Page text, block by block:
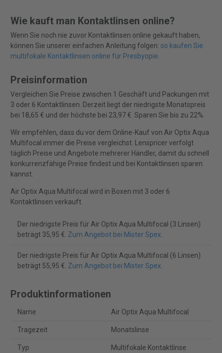
Wie kauft man Kontaktlinsen online?
Wenn Sie noch nie zuvor Kontaktlinsen online gekauft haben,
können Sie unserer einfachen Anleitung folgen: so kaufen Sie
multifokale Kontaktlinsen online für Presbyopie.
Preisinformation
Vergleichen Sie Preise zwischen 1 Geschäft und Packungen mit
3 oder 6 Kontaktlinsen. Derzeit liegt der niedrigste Monatspreis
bei 18,65 € und der höchste bei 23,97 €. Sparen Sie bis zu 22%.
Wir empfehlen, dass du vor dem Online-Kauf von Air Optix Aqua
Multifocal immer die Preise vergleichst. Lenspricer verfolgt
täglich Preise und Angebote mehrerer Händler, damit du schnell
konkurrenzfähige Preise findest und bei Kontaktlinsen sparen
kannst.
Air Optix Aqua Multifocal wird in Boxen mit 3 oder 6
Kontaktlinsen verkauft.
Der niedrigste Preis für Air Optix Aqua Multifocal (3 Linsen)
beträgt 35,95 €. Zum Angebot bei Mister Spex.
Der niedrigste Preis für Air Optix Aqua Multifocal (6 Linsen)
beträgt 55,95 €. Zum Angebot bei Mister Spex.
Produktinformationen
Name Air Optix Aqua Multifocal
Tragezeit Monatslinse
Typ Multifokale Kontaktlinse